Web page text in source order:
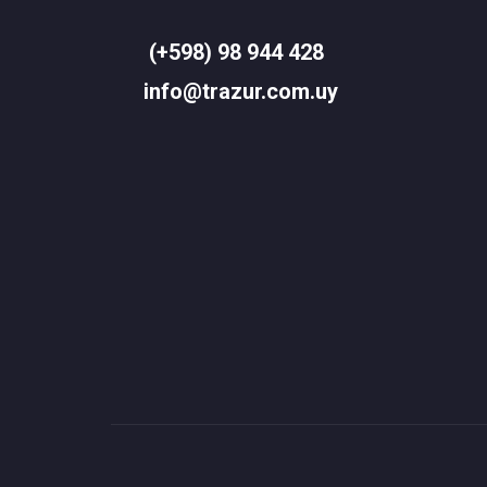
(+598) 98 944 428
info@trazur.com.uy